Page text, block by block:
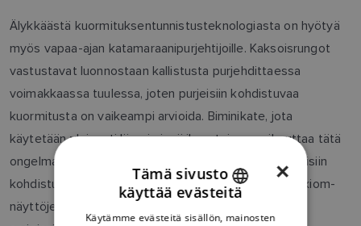
Älykkäästä kuormituksentunnistusteknologiasta on hyötyä
myös vapaa-ajan katamaraanipurjehtijoille. Kaksoisrungot
vastustavat luonnostaan kallistusta purjehdittaessa
voimakkaassa tuulessa, joten purjeisiin kohdistuvaa
kuormitusta on vaikeampi arvioida. Biminikate, jota
käytetään yleisesti lämpimissä ilmastoissa, vaikeuttaa tätä
ongelmaa, koska purjeet on vaikeampi nähdä ja purjeisiin
kohdistuva voima on näin ollen vaikeampi arvioida. Axiom-
näyttöjen välittömät jännitetiedot poistavat tällaisen
ENGLISH
×
Tämä sivusto
käyttää evästeitä
Käytämme evästeitä sisällön, mainosten